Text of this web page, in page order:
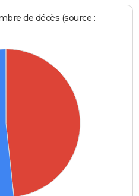
de décès (source :